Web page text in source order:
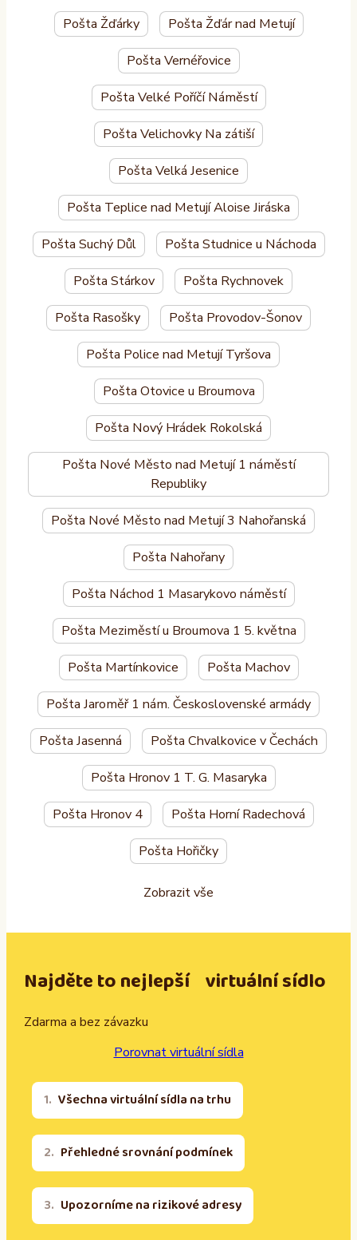
Pošta Žďárky Pošta Žďár nad Metují
Pošta Vernéřovice
Pošta Velké Poříčí Náměstí
Pošta Velichovky Na zátiší
Pošta Velká Jesenice
Pošta Teplice nad Metují Aloise Jiráska
Pošta Suchý Důl Pošta Studnice u Náchoda
Pošta Stárkov Pošta Rychnovek
Pošta Rasošky Pošta Provodov-Šonov
Pošta Police nad Metují Tyršova
Pošta Otovice u Broumova
Pošta Nový Hrádek Rokolská
Pošta Nové Město nad Metují 1 náměstí
Republiky
Pošta Nové Město nad Metují 3 Nahořanská
Pošta Nahořany
Pošta Náchod 1 Masarykovo náměstí
Pošta Meziměstí u Broumova 1 5. května
Pošta Martínkovice Pošta Machov
Pošta Jaroměř 1 nám. Československé armády
Pošta Jasenná Pošta Chvalkovice v Čechách
Pošta Hronov 1 T. G. Masaryka
Pošta Hronov 4 Pošta Horní Radechová
Pošta Hořičky
Zobrazit vše
Najděte to nejlepší virtuální sídlo
Zdarma a bez závazku
Porovnat virtuální sídla
Všechna virtuální sídla na trhu
Přehledné srovnání podmínek
Upozorníme na rizikové adresy